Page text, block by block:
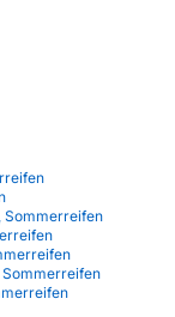
Sommerreifen
Sommerreifen